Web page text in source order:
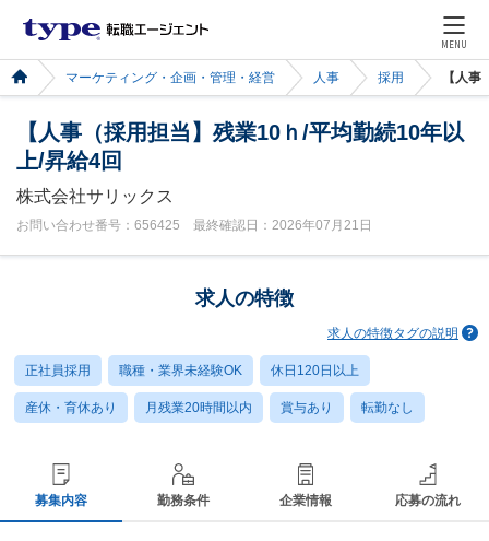
MENU
マーケティング・企画・管理・経営 人事 採用 【人
【人事（採用担当】残業10ｈ/平均勤続10年以
上/昇給4回
株式会社サリックス
お問い合わせ番号：656425 最終確認日：2026年07月21日
求人の特徴
求人の特徴タグの説明
正社員採用 職種・業界未経験OK 休日120日以上
産休・育休あり 月残業20時間以内 賞与あり 転勤なし
募集内容 勤務条件 企業情報 応募の流れ